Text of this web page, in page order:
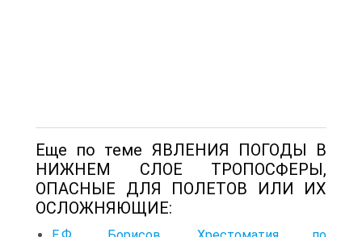
Еще по теме ЯВЛЕНИЯ ПОГОДЫ В
НИЖНЕМ СЛОЕ ТРОПОСФЕРЫ,
ОПАСНЫЕ ДЛЯ ПОЛЕТОВ ИЛИ ИХ
ОСЛОЖНЯЮЩИЕ: